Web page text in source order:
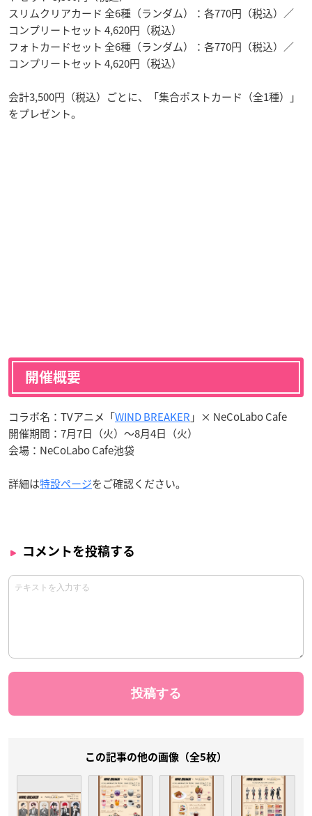
スリムクリアカード 全6種（ランダム）：各770円（税込）／
コンプリートセット 4,620円（税込）
フォトカードセット 全6種（ランダム）：各770円（税込）／
コンプリートセット 4,620円（税込）
会計3,500円（税込）ごとに、「集合ポストカード（全1種）」
をプレゼント。
開催概要
コラボ名：TVアニメ「WIND BREAKER 」× NeCoLabo Cafe
開催期間：7月7日（火）〜8月4日（火）
会場：NeCoLabo Cafe池袋
詳細は特設ページをご確認ください。
コメントを投稿する
この記事の他の画像（全5枚）